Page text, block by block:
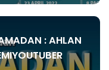
: AHLAN